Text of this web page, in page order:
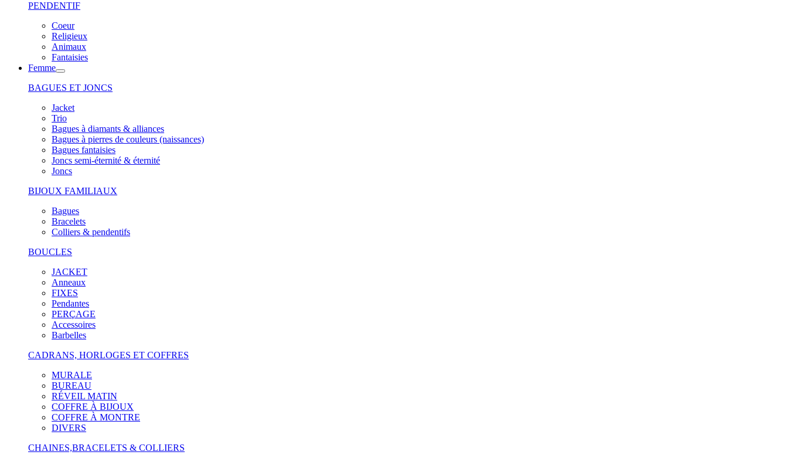
PENDENTIF
Coeur
Religieux
Animaux
Fantaisies
Femme
BAGUES ET JONCS
Jacket
Trio
Bagues à diamants & alliances
Bagues à pierres de couleurs (naissances)
Bagues fantaisies
Joncs semi-éternité & éternité
Joncs
BIJOUX FAMILIAUX
Bagues
Bracelets
Colliers & pendentifs
BOUCLES
JACKET
Anneaux
FIXES
Pendantes
PERÇAGE
Accessoires
Barbelles
CADRANS, HORLOGES ET COFFRES
MURALE
BUREAU
RÉVEIL MATIN
COFFRE À BIJOUX
COFFRE À MONTRE
DIVERS
CHAINES,BRACELETS & COLLIERS